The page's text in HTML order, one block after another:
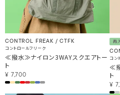
CONTROL FREAK / CTFK
コントロールフリーク
≪撥水≫ナイロン3WAYスクエアトー
ト
¥ 7,700
再
コン
≪
ト
¥